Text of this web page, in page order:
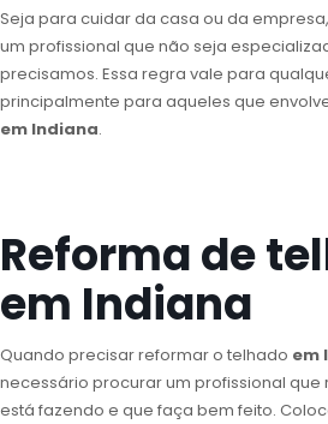
Seja para cuidar da casa ou da
um profissional que não seja
precisamos. Essa regra vale para
principalmente para aqueles que
em Indiana.
Reforma de
em Indiana
Quando precisar reformar o telhado em
necessário procurar um profissional
está fazendo e que faça bem feito.